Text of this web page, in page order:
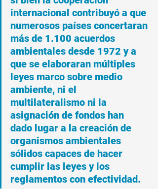
internacional contribuyó a que
numerosos países concertaran
más de 1.100 acuerdos
ambientales desde 1972 y a
que se elaboraran múltiples
leyes marco sobre medio
ambiente, ni el
multilateralismo ni la
asignación de fondos han
dado lugar a la creación de
organismos ambientales
sólidos capaces de hacer
cumplir las leyes y los
reglamentos con efectividad.